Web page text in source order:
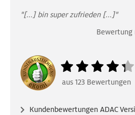
aus 123 Bewertungen
"[...] bin super zufrieden [...]"
Bewertung
Kundenbewertungen ADAC